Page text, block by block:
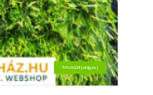
TAVASZI (világos)